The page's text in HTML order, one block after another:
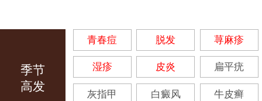
季节
高发
青春痘 脱发 荨麻疹
湿疹 皮炎 扁平疣
灰指甲 白癜风 牛皮癣